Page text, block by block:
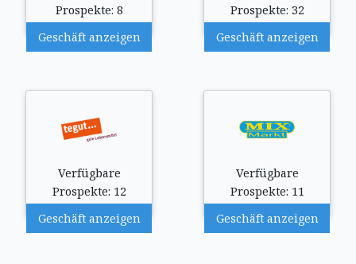
Prospekte: 8
Geschäft anzeigen
Prospekte: 32
Geschäft anzeigen
Verfügbare
Prospekte: 12
Geschäft anzeigen
Verfügbare
Prospekte: 11
Geschäft anzeigen